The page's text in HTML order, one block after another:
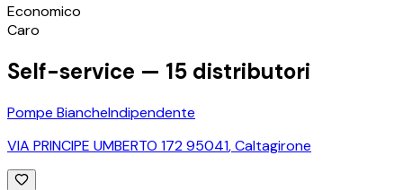
Economico
Caro
Self-service — 15 distributori
Pompe BiancheIndipendente
VIA PRINCIPE UMBERTO 172 95041,Caltagirone